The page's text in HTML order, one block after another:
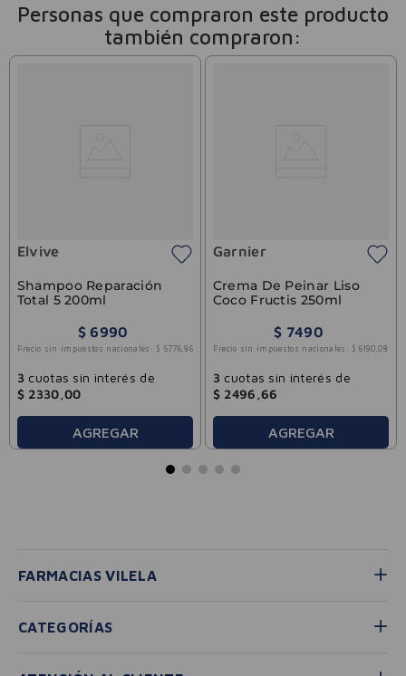
Personas que compraron este producto
también compraron:
Elvive
Shampoo Reparación
Total 5 200ml
$ 6990
Precio sin impuestos nacionales: $ 5776 ,86
3cuotas sin interés de
$ 2330 00
AGREGAR
Garnier
Crema De Peinar Liso
Coco Fructis 250ml
$ 7490
Precio sin impuestos nacionales: $ 6190 ,08
3cuotas sin interés de
$ 2496 66
AGREGAR
FARMACIAS VILELA
CATEGORÍAS